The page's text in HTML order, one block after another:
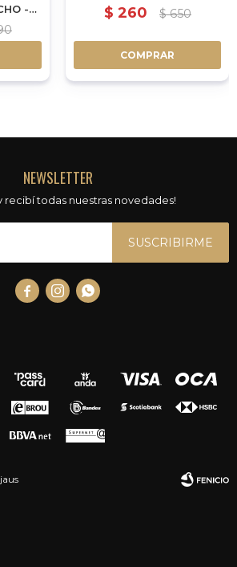
-
$ 260 $ 650
COMPRAR
NEWSLETTER
recibí todas nuestras novedades!
SUSCRIBIRME
  